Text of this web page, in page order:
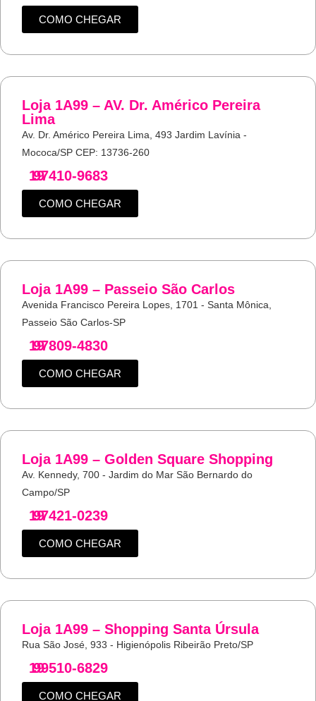
COMO CHEGAR
Loja 1A99 – AV. Dr. Américo Pereira
Lima
Av. Dr. Américo Pereira Lima, 493 Jardim Lavínia -
Mococa/SP CEP: 13736-260
19
97410-9683
COMO CHEGAR
Loja 1A99 – Passeio São Carlos
Avenida Francisco Pereira Lopes, 1701 - Santa Mônica,
Passeio São Carlos-SP
19
97809-4830
COMO CHEGAR
Loja 1A99 – Golden Square Shopping
Av. Kennedy, 700 - Jardim do Mar São Bernardo do
Campo/SP
19
97421-0239
COMO CHEGAR
Loja 1A99 – Shopping Santa Úrsula
Rua São José, 933 - Higienópolis Ribeirão Preto/SP
19
99510-6829
COMO CHEGAR